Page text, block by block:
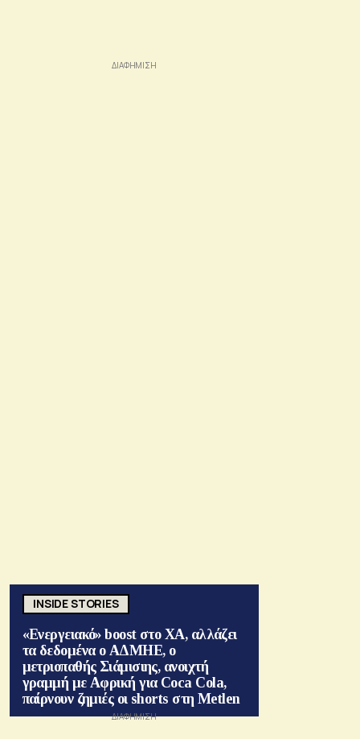
INSIDE STORIES
«Ενεργειακό» boost στο ΧΑ, αλλάζει
τα δεδομένα ο ΑΔΜΗΕ, ο
μετριοπαθής Σιάμισιης, ανοιχτή
γραμμή με Αφρική για Coca Cola,
παίρνουν ζημιές οι shorts στη Metlen